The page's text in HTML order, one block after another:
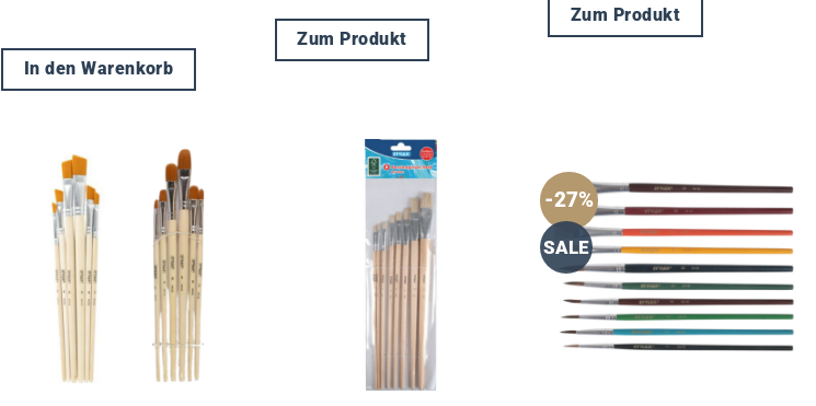
In den Warenkorb
Zum Produkt
Zum Produkt
Varianten
auf.
Die
Optionen
können
auf
der
-27%
SALE